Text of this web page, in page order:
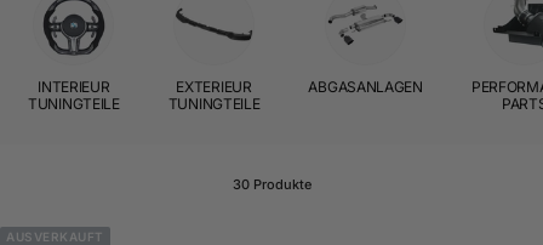
INTERIEUR
TUNINGTEILE
EXTERIEUR
TUNINGTEILE
ABGASANLAGEN
30 Produkte
AUSVERKAUFT